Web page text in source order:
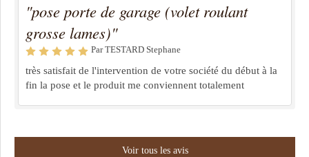
"pose porte de garage (volet roulant
grosse lames)"
Par TESTARD Stephane
très satisfait de l'intervention de votre société du début à la
fin la pose et le produit me conviennent totalement
Voir tous les avis